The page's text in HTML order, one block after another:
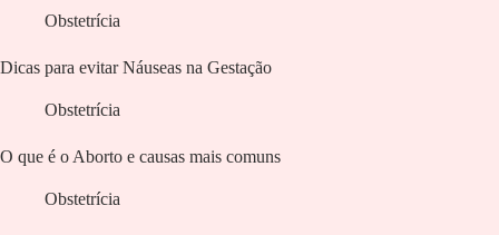
Obstetrícia
Dicas para evitar Náuseas na Gestação
Obstetrícia
O que é o Aborto e causas mais comuns
Obstetrícia